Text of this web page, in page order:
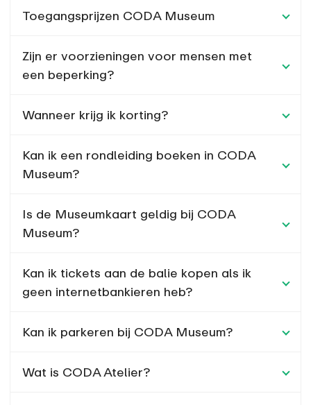
Toegangsprijzen CODA Museum
Zijn er voorzieningen voor mensen met
een beperking?
Wanneer krijg ik korting?
Kan ik een rondleiding boeken in CODA
Museum?
Is de Museumkaart geldig bij CODA
Museum?
Kan ik tickets aan de balie kopen als ik
geen internetbankieren heb?
Kan ik parkeren bij CODA Museum?
Wat is CODA Atelier?